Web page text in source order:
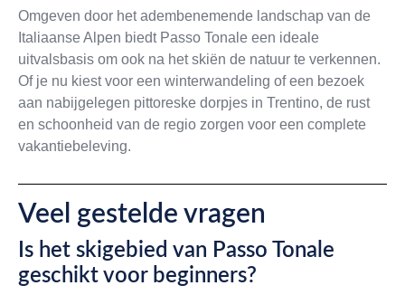
Omgeven door het adembenemende landschap van de
Italiaanse Alpen biedt Passo Tonale een ideale
uitvalsbasis om ook na het skiën de natuur te verkennen.
Of je nu kiest voor een winterwandeling of een bezoek
aan nabijgelegen pittoreske dorpjes in Trentino, de rust
en schoonheid van de regio zorgen voor een complete
vakantiebeleving.
Veel gestelde vragen
Is het skigebied van Passo Tonale
geschikt voor beginners?